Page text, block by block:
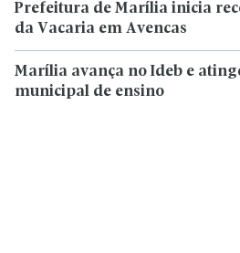
Prefeitura de Marília inicia
da Vacaria em Avencas
Marília avança no Ideb e
municipal de ensino